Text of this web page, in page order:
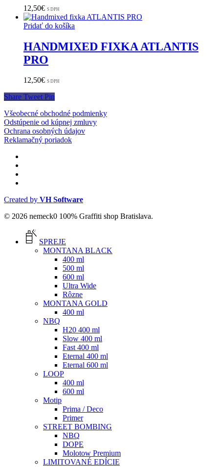
12,50€ S DPH
Pridať do košíka
HANDMIXED FIXKA ATLANTIS
PRO
12,50€ S DPH
Share Tweet Pin
Všeobecné obchodné podmienky
Odstúpenie od kúpnej zmluvy
Ochrana osobných údajov
Reklamačný poriadok
Created by VH Software
© 2026 nemeck0 100% Graffiti shop Bratislava.
Menu
SPREJE
MONTANA BLACK
400 ml
500 ml
600 ml
Ultra Wide
Rôzne
MONTANA GOLD
400 ml
NBQ
H20 400 ml
Slow 400 ml
Fast 400 ml
Eternal 400 ml
Eternal 600 ml
LOOP
400 ml
600 ml
Motip
Prima / Deco
Primer
STREET BOMBING
NBQ
DOPE
Molotow Premium
LIMITOVANÉ EDÍCIE